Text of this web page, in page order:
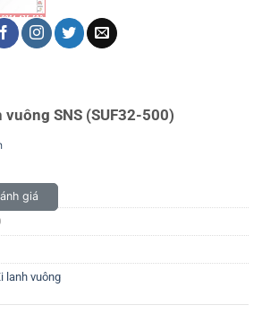
vuông SNS (SUF32-500)
giá
lanh vuông